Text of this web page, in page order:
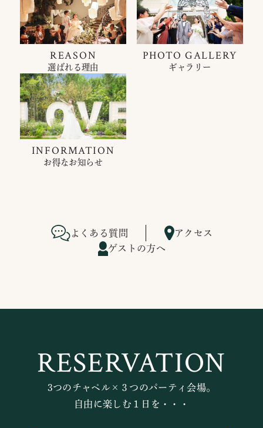
REASON
選ばれる理由
PHOTO GALLERY
ギャラリー
INFORMATION
お得なお知らせ
よくある質問
アクセス
ゲストの方へ
RESERVATION
3つのチャペル×３つのパーティ会場。
自由に楽しむ１日を・・・